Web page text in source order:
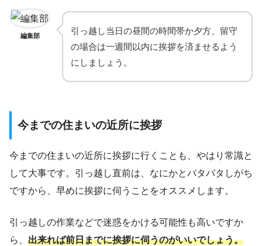
編集部
引っ越し当日の昼間の時間帯か夕方、留守
の場合は一週間以内に挨拶を済ませるよう
にしましょう。
今までの住まいの近所に挨拶
今までの住まいの近所に挨拶に行くことも、やはり常識と
して大事です。引っ越し直前は、なにかとバタバタしがち
ですから、早めに挨拶に伺うことをオススメします。
引っ越しの作業などで迷惑をかける可能性も高いですか
ら、 出来れば前日までに挨拶に伺うのがいいでしょう。